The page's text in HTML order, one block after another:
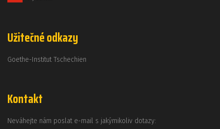
Užitečné odkazy
Goethe-Institut Tschechien
Kontakt
Neváhejte nám poslat e-mail s jakýmikoliv dotazy: